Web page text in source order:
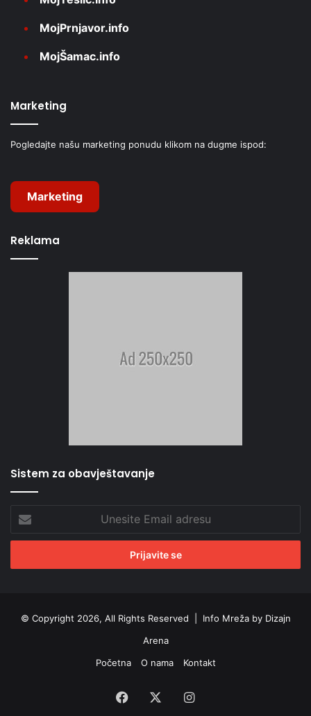
MojPrnjavor.info
MojŠamac.info
Marketing
Pogledajte našu marketing ponudu klikom na dugme ispod:
Marketing
Reklama
Sistem za obavještavanje
Unesite
Email
adresu
© Copyright 2026, All Rights Reserved | Info Mreža by Dizajn
Arena
Početna
O nama Kontakt
Facebook Instagram